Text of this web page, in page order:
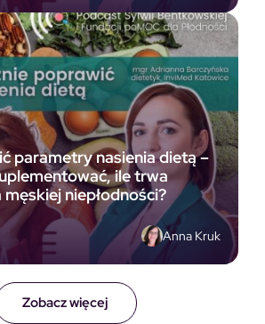
Zobacz więcej
parametry nasienia dietą –
ile trwa
niepłodności?
Anna Kruk